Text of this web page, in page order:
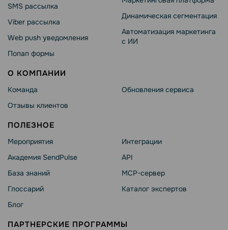
SMS рассылка
Viber рассылка
Web push уведомления
Попап формы
Динамическая сегментация
Автоматизация маркетинга
с ИИ
О КОМПАНИИ
Команда
Отзывы клиентов
Обновления сервиса
ПОЛЕЗНОЕ
Мероприятия
Академия SendPulse
База знаний
Глоссарий
Блог
Интеграции
API
MCP-сервер
Каталог экспертов
ПАРТНЕРСКИЕ ПРОГРАММЫ